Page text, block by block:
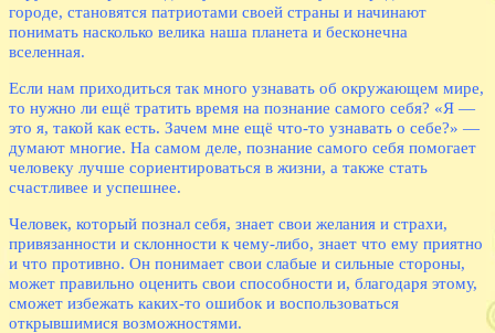
городе, становятся патриотами своей страны и начинают
понимать насколько велика наша планета и бесконечна
вселенная.
Если нам приходиться так много узнавать об окружающем мире,
то нужно ли ещё тратить время на познание самого себя? «Я —
это я, такой как есть. Зачем мне ещё что-то узнавать о себе?» —
думают многие. На самом деле, познание самого себя помогает
человеку лучше сориентироваться в жизни, а также стать
счастливее и успешнее.
Человек, который познал себя, знает свои желания и страхи,
привязанности и склонности к чему-либо, знает что ему приятно
и что противно. Он понимает свои слабые и сильные стороны,
может правильно оценить свои способности и, благодаря этому,
сможет избежать каких-то ошибок и воспользоваться
открывшимися возможностями.